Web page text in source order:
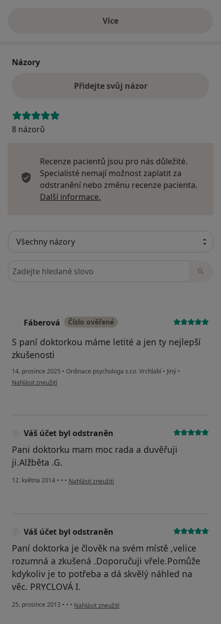
Víceo adrese
Názory
Přidejte svůj názor
8 názorů
Recenze pacientů jsou pro nás důležité.
Specialisté nemají možnost zaplatit za
odstranění nebo změnu recenze pacienta.
Další informace.
Hledejte v názorech
Fáberová Číslo ověřené
S paní doktorkou máme letité a jen ty nejlepší
zkušenosti
14. prosince 2025 • Ordinace psychologa s.r.o. Vrchlabí • Jiný •
podle názoru uživatele Fáberová
Nahlásit zneužití
Váš účet byl odstraněn
Pani doktorku mam moc rada a duvěřuji
ji.Alžběta .G.
12. května 2014 • • • podle názoru uživatele Váš účet byl odstraněn
Nahlásit zneužití
Váš účet byl odstraněn
Paní doktorka je člověk na svém místě ,velice
rozumná a zkušená .Doporučuji vřele.Pomůže
kdykoliv je to potřeba a dá skvělý náhled na
věc. PRYCLOVÁ I.
25. prosince 2013 • • • podle názoru uživatele Váš účet byl odstraněn
Nahlásit zneužití